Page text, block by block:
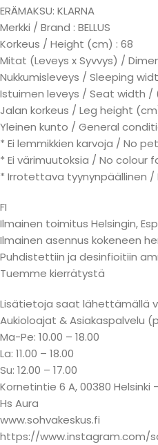
ERÄMAKSU: KLARNA
Merkki / Brand : BELLUS
Korkeus / Height (cm) : 68
Mitat (Leveys x Syvvys) /
Nukkumisleveys / Sleeping
Istuimen leveys / Seat width /
Jalan korkeus / Leg height
Yleinen kunto / General
* Ei lemmikkien karvoja / No
* Ei värimuutoksia / No colour
* Irrotettava tyynynpäällinen /
FI
Ilmainen toimitus Helsingin,
Ilmainen asennus kokeneen
Puhdistettiin ja desinfioitiin
Tuemme kierrätystä
Lisätietoja saat lähettämällä
Aukioloajat & Asiakaspalvelu
Ma-Pe: 10.00 – 18.00
La: 11.00 – 18.00
Su: 12.00 – 17.00
Kornetintie 6 A, 00380 Helsinki
Hs Aura
www.sohvakeskus.fi
https://www.instagram.com/